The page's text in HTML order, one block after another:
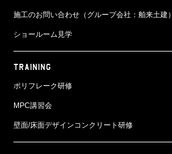
施工のお問い合わせ（グループ会社：舶来土建）
ショールーム見学
TRAINING
ポリフレーク研修
MPC講習会
壁面/床面デザインコンクリート研修